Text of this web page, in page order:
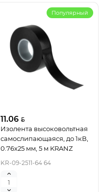
Популярный
11.06
Изолента высоковольтная
самослипающаяся, до 1кВ,
0.76х25 мм, 5 м KRANZ
KR-09-2511-64 64